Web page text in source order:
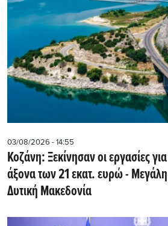
03/08/2026 - 14:55
Κοζάνη: Ξεκίνησαν οι εργασίες
άξονα των 21 εκατ. ευρώ -
Δυτική Μακεδονία